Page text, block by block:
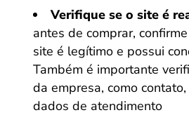
Verifique se o site é
antes de comprar,
site é legítimo e possui
Também é importante
da empresa, como
dados de atendimento